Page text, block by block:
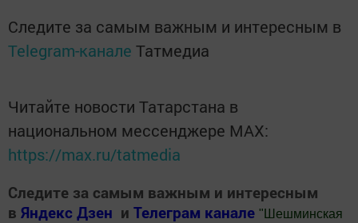
Следите за самым важным и интересным в
Telegram-канале Татмедиа
Читайте новости Татарстана в
национальном мессенджере MАХ:
https://max.ru/tatmedia
Следите за самым важным и интересным
в Яндекс Дзен и Телеграм канале " Шешминская